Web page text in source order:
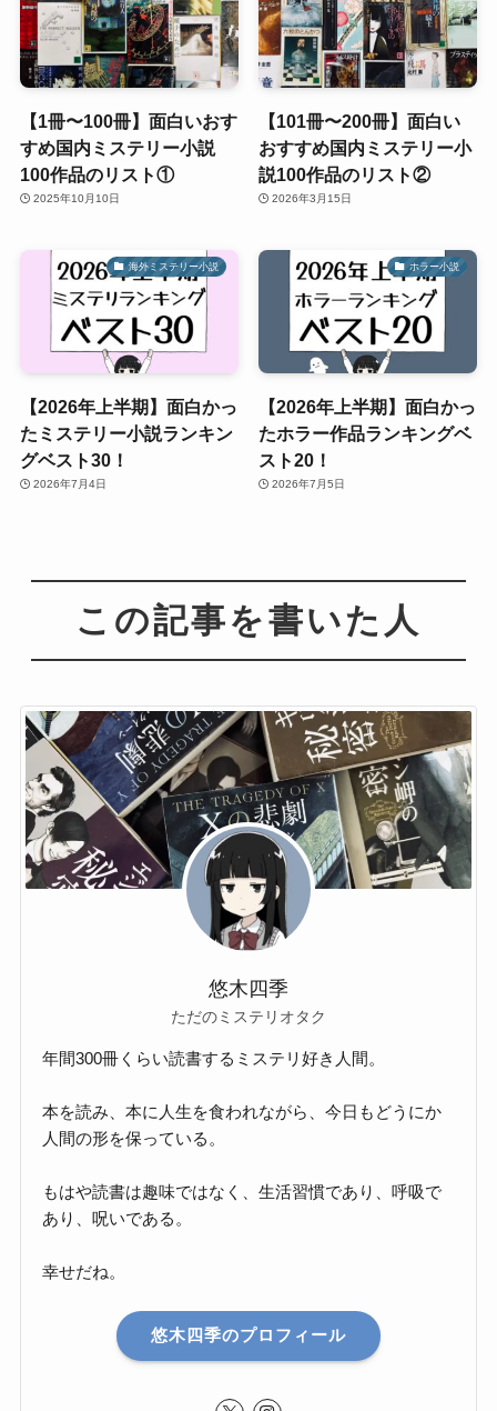
【1冊〜100冊】面白いおす
すめ国内ミステリー小説
100作品のリスト①
2025年10月10日
【101冊〜200冊】面白い
おすすめ国内ミステリー小
説100作品のリスト②
2026年3月15日
海外ミステリー小説
【2026年上半期】面白かっ
たミステリー小説ランキン
グベスト30！
2026年7月4日
ホラー小説
【2026年上半期】面白かっ
たホラー作品ランキングベ
スト20！
2026年7月5日
この記事を書いた人
悠木四季
ただのミステリオタク
年間300冊くらい読書するミステリ好き人間。
本を読み、本に人生を食われながら、今日もどうにか
人間の形を保っている。
もはや読書は趣味ではなく、生活習慣であり、呼吸で
あり、呪いである。
幸せだね。
悠木四季のプロフィール